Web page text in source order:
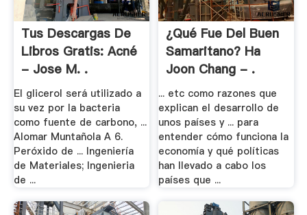
Tus Descargas De
Libros Gratis: Acné
- Jose M. .
El glicerol será utilizado a
su vez por la bacteria
como fuente de carbono, ...
Alomar Muntañola A 6.
Peróxido de ... Ingeniería
de Materiales; Ingenieria
de ...
¿Qué Fue Del Buen
Samaritano? Ha
Joon Chang - .
... etc como razones que
explican el desarrollo de
unos países y ... para
entender cómo funciona la
economía y qué políticas
han llevado a cabo los
países que ...